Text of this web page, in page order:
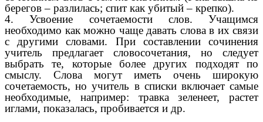
берегов – разлилась; спит как убитый – крепко).
4. Усвоение сочетаемости слов. Учащимся
необходимо как можно чаще давать слова в их связи
с другими словами. При составлении сочинения
учитель предлагает словосочетания, но следует
выбрать те, которые более других подходят по
смыслу. Слова могут иметь очень широкую
сочетаемость, но учитель в списки включает самые
необходимые, например: травка зеленеет, растет
иглами, показалась, пробивается и др.